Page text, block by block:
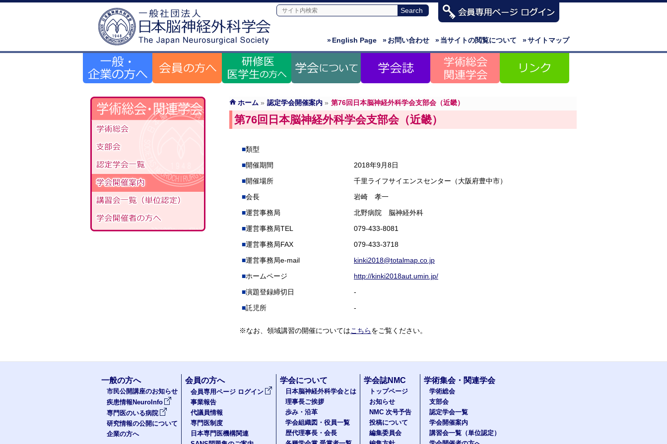
»サイトマップ
»当サイトの閲覧について
»お問い合わせ
»English Page
ホーム » 認定学会開催案内 » 第76回日本脳神経外科学会支部会（近畿）
第76回日本脳神経外科学会支部会（近畿）
類型
開催期間
2018年9月8日
開催場所
千里ライフサイエンスセンター（大阪府豊中市）
会長
岩崎 孝一
運営事務局
北野病院 脳神経外科
運営事務局TEL
079-433-8081
運営事務局FAX
079-433-3718
運営事務局e-mail
kinki2018@totalmap.co.jp
ホームページ
http://kinki2018aut.umin.jp/
演題登録締切日
-
託児所
-
※なお、領域講習の開催についてはこちらをご覧ください。
一般の方へ
市民公開講座のお知らせ
疾患情報NeuroInfo
専門医のいる病院
研究情報の公開について
企業の方へ
会員の方へ
会員専用ページ ログイン
事業報告
代議員情報
専門医制度
日本専門医機構関連
学会について
日本脳神経外科学会とは
理事長ご挨拶
歩み・沿革
学会組織図・役員一覧
歴代理事長・会長
学会誌NMC
トップページ
お知らせ
NMC 次号予告
投稿について
編集委員会
学術集会・関連学会
学術総会
支部会
認定学会一覧
学会開催案内
講習会一覧（単位認定）